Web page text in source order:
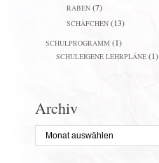
RABEN(7)
SCHÄFCHEN(13)
SCHULPROGRAMM(1)
SCHULEIGENE LEHRPLÄNE(1)
Archiv
Archiv